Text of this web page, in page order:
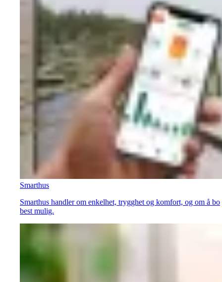
Smarthus
Smarthus handler om enkelhet, trygghet og komfort, og om å bo
best mulig.